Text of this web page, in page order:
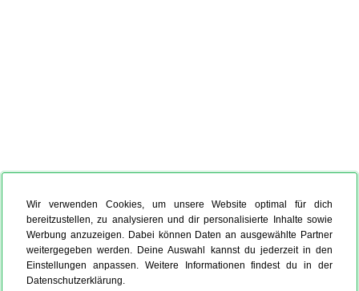
Wir verwenden Cookies, um unsere Website optimal für dich
bereitzustellen, zu analysieren und dir personalisierte Inhalte sowie
Werbung anzuzeigen. Dabei können Daten an ausgewählte Partner
weitergegeben werden. Deine Auswahl kannst du jederzeit in den
Einstellungen anpassen. Weitere Informationen findest du in der
Datenschutzerklärung.